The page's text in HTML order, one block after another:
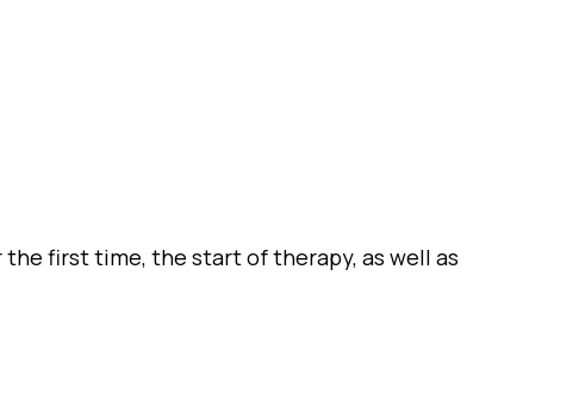
first time, the start of therapy, as well as